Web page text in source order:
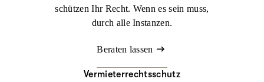
schützen Ihr Recht. Wenn es sein muss,
durch alle Instanzen.
Beraten lassen
Vermieterrechtsschutz